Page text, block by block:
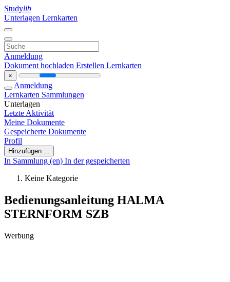
Studylib
Unterlagen Lernkarten
Anmeldung
Dokument hochladen Erstellen Lernkarten
×
Anmeldung
Lernkarten Sammlungen
Unterlagen
Letzte Aktivität
Meine Dokumente
Gespeicherte Dokumente
Profil
Hinzufügen ...
In Sammlung (en) In der gespeicherten
Keine Kategorie
Bedienungsanleitung HALMA
STERNFORM SZB
Werbung